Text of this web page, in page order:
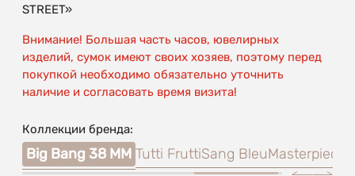
STREET»
Внимание! Большая часть часов, ювелирных
изделий, сумок имеют своих хозяев, поэтому перед
покупкой необходимо обязательно уточнить
наличие и согласовать время визита!
Коллекции бренда:
Big Bang 38 MM Tutti FruttiSang BleuMasterpiece